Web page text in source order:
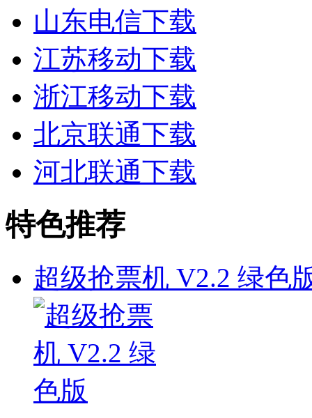
山东电信下载
江苏移动下载
浙江移动下载
北京联通下载
河北联通下载
特色推荐
超级抢票机 V2.2 绿色